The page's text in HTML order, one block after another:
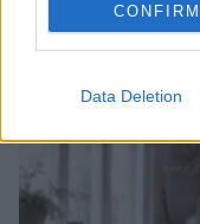
CONFIRM
Data Deletion
Scopri Rocca San
mare e storia